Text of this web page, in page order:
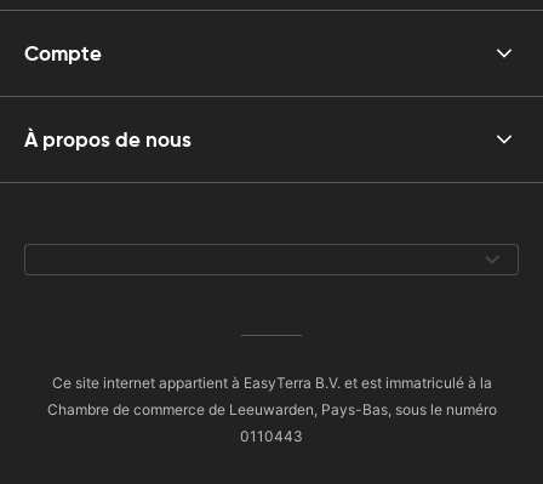
Compte
À propos de nous
Ce site internet appartient à EasyTerra B.V. et est immatriculé à la
Chambre de commerce de Leeuwarden, Pays-Bas, sous le numéro
0110443